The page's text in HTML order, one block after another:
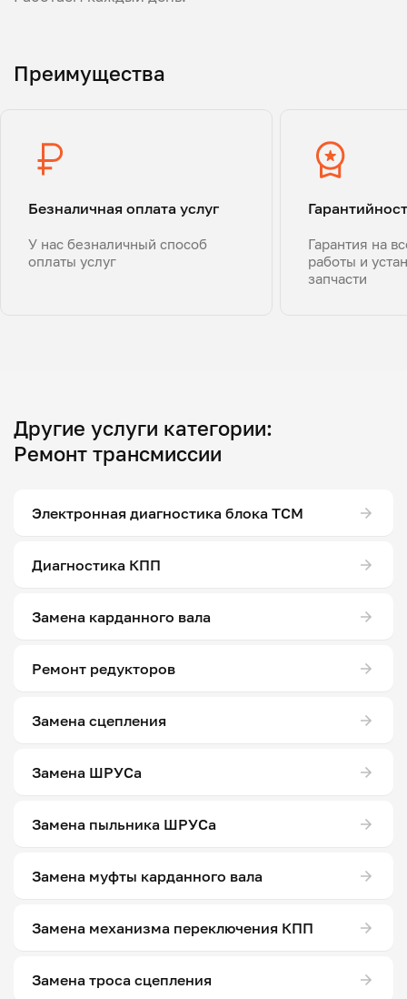
Преимущества
Безналичная оплата услуг
У нас безналичный способ
оплаты услуг
Гарантия на
работы и
запчасти
Другие услуги категории:
Ремонт трансмиссии
Электронная диагностика блока ТСМ
Диагностика КПП
Замена карданного вала
Ремонт редукторов
Замена сцепления
Замена ШРУСа
Замена пыльника ШРУСа
Замена муфты карданного вала
Замена механизма переключения КПП
Замена троса сцепления